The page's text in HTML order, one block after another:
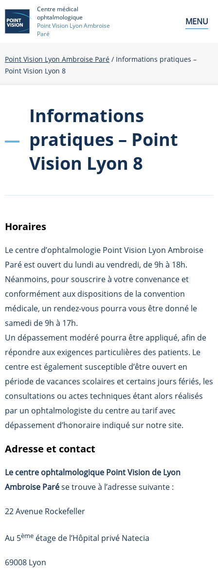
Centre médical
ophtalmologique
Point Vision Lyon Ambroise
Paré
MENU
Point Vision Lyon Ambroise Paré / Informations pratiques –
Point Vision Lyon 8
Informations
pratiques – Point
Vision Lyon 8
Horaires
Le centre d’ophtalmologie Point Vision Lyon Ambroise
Paré est ouvert du lundi au vendredi, de 9h à 18h.
Néanmoins, pour souscrire à votre convenance et
conformément aux dispositions de la convention
médicale, un rendez-vous pourra vous être donné le
samedi de 9h à 17h.
Un dépassement modéré pourra être appliqué, afin de
répondre aux exigences particulières des patients. Le
centre est également susceptible d’être ouvert en
période de vacances scolaires et certains jours fériés, les
consultations ou actes techniques étant alors réalisés
par un ophtalmologiste du centre au tarif avec
dépassement d’honoraire indiqué sur notre site.
Adresse et contact
Le centre ophtalmologique Point Vision de Lyon
Ambroise Parése trouve à l’adresse suivante :
22 Avenue Rockefeller
Au 5ème étage de l’Hôpital privé Natecia
69008 Lyon